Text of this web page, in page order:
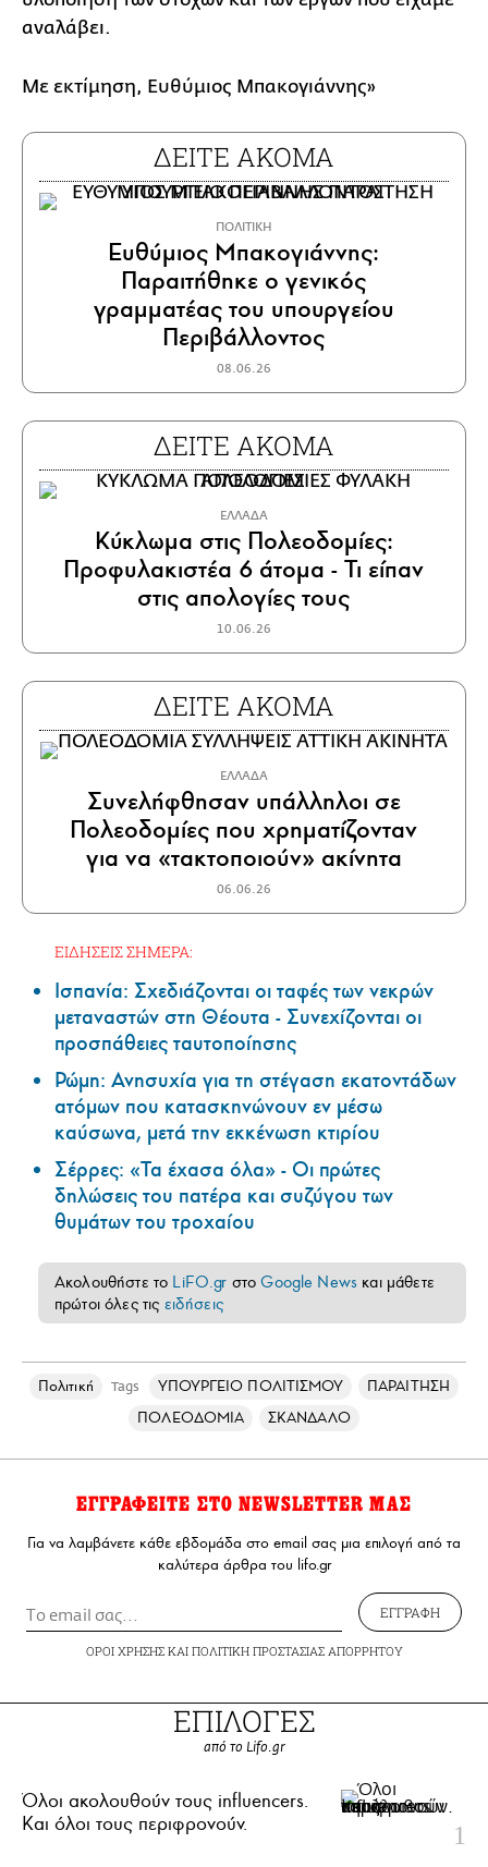
αναλάβει.
Με εκτίμηση, Ευθύμιος Μπακογιάννης»
ΔΕΙΤΕ ΑΚΟΜΑ
ΠΟΛΙΤΙΚΗ
Ευθύμιος Μπακογιάννης:
Παραιτήθηκε ο γενικός
γραμματέας του υπουργείου
Περιβάλλοντος
08.06.26
ΔΕΙΤΕ ΑΚΟΜΑ
ΕΛΛΑΔΑ
Κύκλωμα στις Πολεοδομίες:
Προφυλακιστέα 6 άτομα - Τι είπαν
στις απολογίες τους
10.06.26
ΔΕΙΤΕ ΑΚΟΜΑ
ΕΛΛΑΔΑ
Συνελήφθησαν υπάλληλοι σε
Πολεοδομίες που χρηματίζονταν
για να «τακτοποιούν» ακίνητα
06.06.26
ΕΙΔΗΣΕΙΣ ΣΗΜΕΡΑ:
Ισπανία: Σχεδιάζονται οι ταφές των νεκρών
μεταναστών στη Θέουτα - Συνεχίζονται οι
προσπάθειες ταυτοποίησης
Ρώμη: Ανησυχία για τη στέγαση εκατοντάδων
ατόμων που κατασκηνώνουν εν μέσω
καύσωνα, μετά την εκκένωση κτιρίου
Σέρρες: «Τα έχασα όλα» - Οι πρώτες
δηλώσεις του πατέρα και συζύγου των
θυμάτων του τροχαίου
Ακολουθήστε το LiFO.gr στοGoogle News και μάθετε
πρώτοι όλες τις ειδήσεις
Πολιτική Tags ΥΠΟΥΡΓΕΙΟ ΠΟΛΙΤΙΣΜΟΥ
ΠΑΡΑΙΤΗΣΗ
ΠΟΛΕΟΔΟΜΙΑ
ΣΚΑΝΔΑΛΟ
ΕΓΓΡΑΦΕΙΤΕ ΣΤΟ NEWSLETTER ΜΑΣ
Για να λαμβάνετε κάθε εβδομάδα στο email σας μια επιλογή από τα
καλύτερα άρθρα του lifo.gr
ΕΓΓΡΑΦΗ
ΟΡΟΙ ΧΡΗΣΗΣΚΑΙ ΠΟΛΙΤΙΚΗ ΠΡΟΣΤΑΣΙΑΣ ΑΠΟΡΡΗΤΟΥ
ΕΠΙΛΟΓΕΣ
από το Lifo.gr
Όλοι ακολουθούν τους influencers.
Και όλοι τους περιφρονούν.